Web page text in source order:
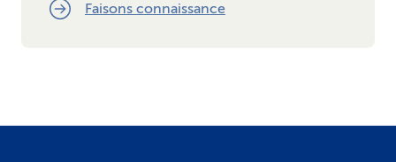
Faisons connaissance